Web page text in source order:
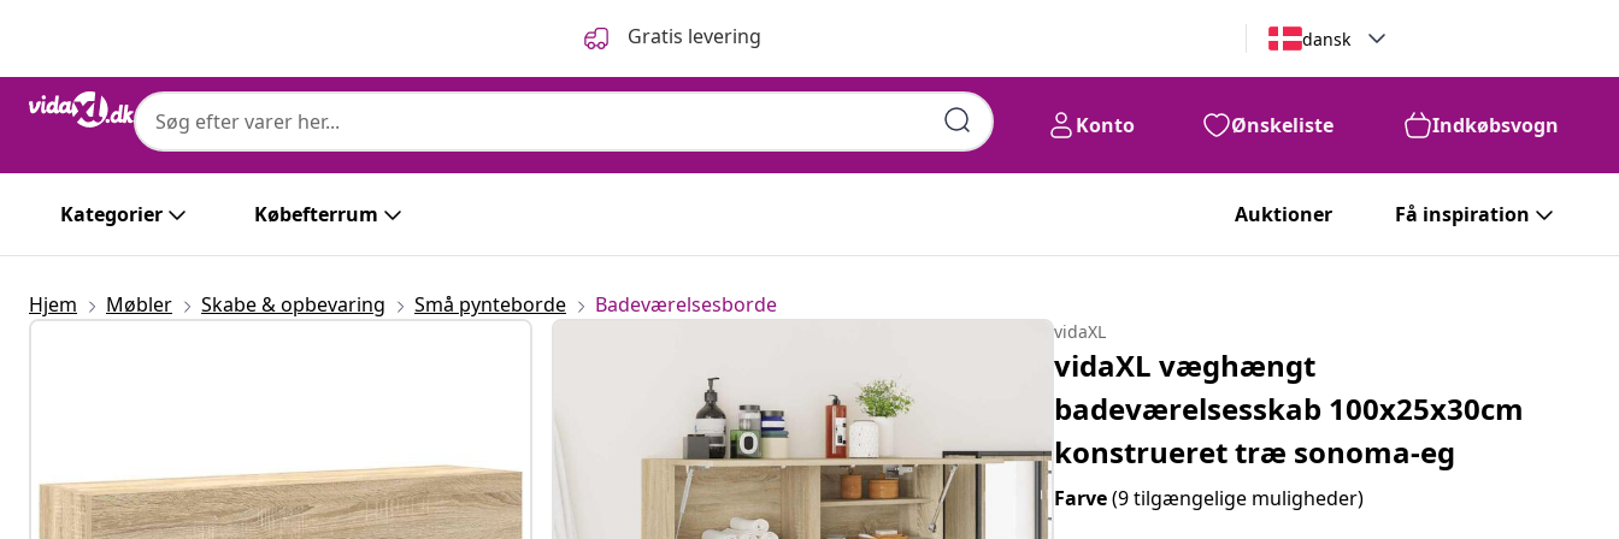
Gratis levering dansk
Konto Ønskeliste Indkøbsvogn
Kategorier Købefterrum Auktioner Få inspiration
Hjem Møbler Skabe & opbevaring Små pynteborde Badeværelsesborde
vidaXL
vidaXL væghængt
badeværelsesskab 100x25x30cm
konstrueret træ sonoma-eg
Farve(9 tilgængelige muligheder)